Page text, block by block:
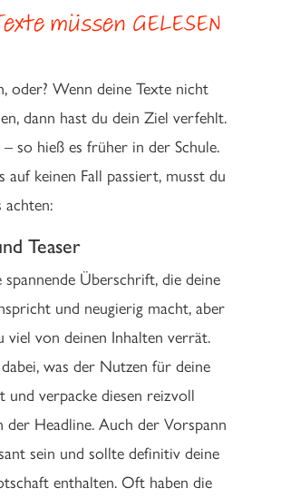
müssen GELESEN
oder? Wenn deine Texte nicht
dann hast du dein Ziel verfehlt.
– so hieß es früher in der Schule.
auf keinen Fall passiert, musst du
achten:
Teaser
spannende Überschrift, die deine
und neugierig macht, aber
viel von deinen Inhalten verrät.
was der Nutzen für deine
und verpacke diesen reizvoll
der Headline. Auch der Vorspann
sein und sollte definitiv deine
enthalten. Oft haben die